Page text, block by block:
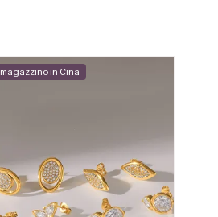
magazzino in Cina